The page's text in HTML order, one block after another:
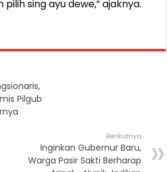
sing ayu dewe,” ajaknya.
Pilgub
Berikutnya
Inginkan Gubernur Baru,
Warga Pasir Sakti Berharap